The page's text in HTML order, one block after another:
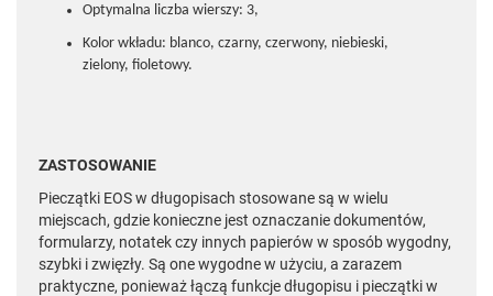
Optymalna liczba wierszy: 3,
Kolor wkładu: blanco, czarny, czerwony, niebieski,
zielony, fioletowy.
ZASTOSOWANIE
Pieczątki EOS w długopisach stosowane są w wielu
miejscach, gdzie konieczne jest oznaczanie dokumentów,
formularzy, notatek czy innych papierów w sposób wygodny,
szybki i zwięzły. Są one wygodne w użyciu, a zarazem
praktyczne, ponieważ łączą funkcje długopisu i pieczątki w